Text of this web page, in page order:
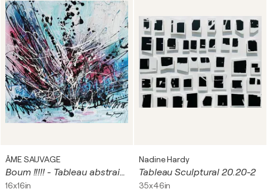
ÂME SAUVAGE
Boum !!!!! - Tableau abstrait au couteau bleu rose noir blanc design
16x16in
Nadine Hardy
Tableau Sculptural 20.20-2
35x46in